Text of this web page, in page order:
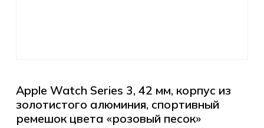
Apple Watch Series 3, 42 мм, корпус из
золотистого алюминия, спортивный
ремешок цвета «розовый песок»